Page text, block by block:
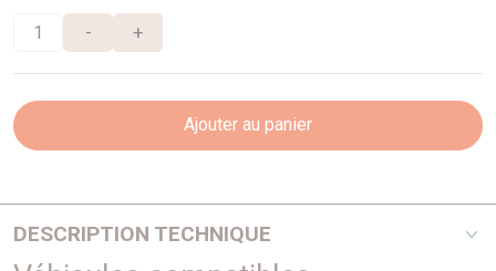
- +
Ajouter au panier
DESCRIPTION TECHNIQUE